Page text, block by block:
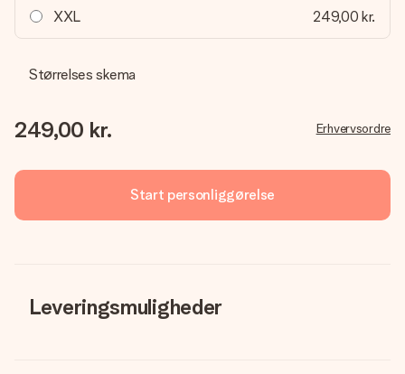
XXL 249,00 kr.
Størrelses skema
249,00 kr. Erhvervsordre
Start personliggørelse
Leveringsmuligheder